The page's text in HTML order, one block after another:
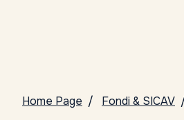
Home Page Fondi & SICAV